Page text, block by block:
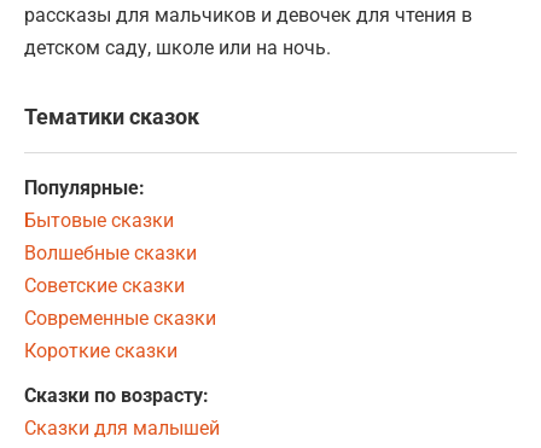
рассказы для мальчиков и девочек для чтения в
детском саду, школе или на ночь.
Тематики сказок
Популярные:
Бытовые сказки
Волшебные сказки
Советские сказки
Современные сказки
Короткие сказки
Сказки по возрасту:
Сказки для малышей